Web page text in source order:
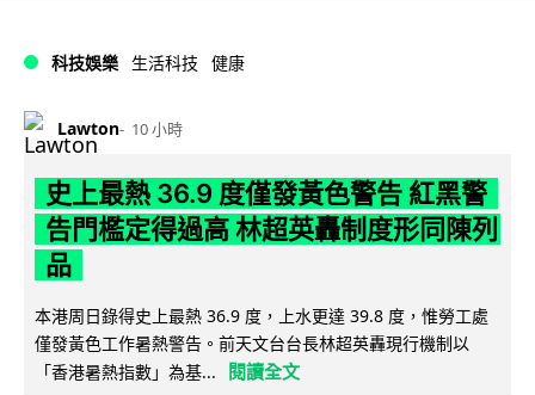
科技娛樂 生活科技 健康
Lawton 10 小時
史上最熱 36.9 度僅發黃色警告 紅黑警
告門檻定得過高 林超英轟制度形同陳列
品
本港周日錄得史上最熱 36.9 度，上水更達 39.8 度，惟勞工處
僅發黃色工作暑熱警告。前天文台台長林超英轟現行機制以
「香港暑熱指數」為基...
閱讀全文